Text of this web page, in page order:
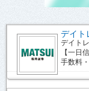
デイト
デイト
【一日
手数料